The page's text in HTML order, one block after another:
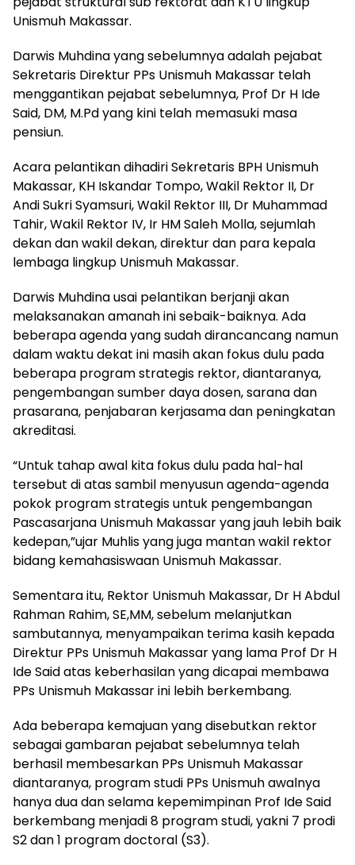
Unismuh Makassar.
Darwis Muhdina yang sebelumnya adalah pejabat
Sekretaris Direktur PPs Unismuh Makassar telah
menggantikan pejabat sebelumnya, Prof Dr H Ide
Said, DM, M.Pd yang kini telah memasuki masa
pensiun.
Acara pelantikan dihadiri Sekretaris BPH Unismuh
Makassar, KH Iskandar Tompo, Wakil Rektor II, Dr
Andi Sukri Syamsuri, Wakil Rektor III, Dr Muhammad
Tahir, Wakil Rektor IV, Ir HM Saleh Molla, sejumlah
dekan dan wakil dekan, direktur dan para kepala
lembaga lingkup Unismuh Makassar.
Darwis Muhdina usai pelantikan berjanji akan
melaksanakan amanah ini sebaik-baiknya. Ada
beberapa agenda yang sudah dirancancang namun
dalam waktu dekat ini masih akan fokus dulu pada
beberapa program strategis rektor, diantaranya,
pengembangan sumber daya dosen, sarana dan
prasarana, penjabaran kerjasama dan peningkatan
akreditasi.
“Untuk tahap awal kita fokus dulu pada hal-hal
tersebut di atas sambil menyusun agenda-agenda
pokok program strategis untuk pengembangan
Pascasarjana Unismuh Makassar yang jauh lebih baik
kedepan,”ujar Muhlis yang juga mantan wakil rektor
bidang kemahasiswaan Unismuh Makassar.
Sementara itu, Rektor Unismuh Makassar, Dr H Abdul
Rahman Rahim, SE,MM, sebelum melanjutkan
sambutannya, menyampaikan terima kasih kepada
Direktur PPs Unismuh Makassar yang lama Prof Dr H
Ide Said atas keberhasilan yang dicapai membawa
PPs Unismuh Makassar ini lebih berkembang.
Ada beberapa kemajuan yang disebutkan rektor
sebagai gambaran pejabat sebelumnya telah
berhasil membesarkan PPs Unismuh Makassar
diantaranya, program studi PPs Unismuh awalnya
hanya dua dan selama kepemimpinan Prof Ide Said
berkembang menjadi 8 program studi, yakni 7 prodi
S2 dan 1 program doctoral (S3).